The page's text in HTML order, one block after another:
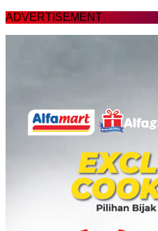
ADVERTISEMENT